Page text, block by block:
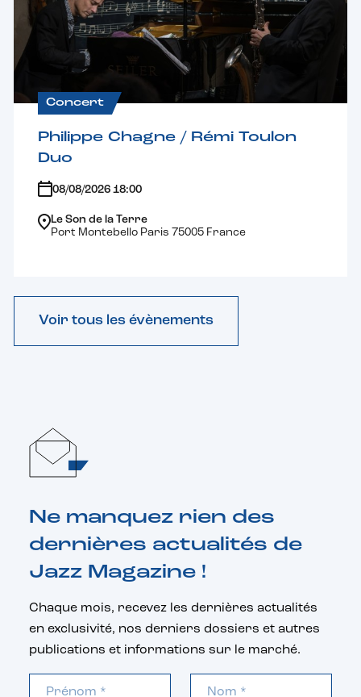
Concert
Philippe Chagne / Rémi Toulon
Duo
08/08/2026 18:00
Le Son de la Terre
Port Montebello Paris 75005 France
Voir tous les évènements
Ne manquez rien des
dernières actualités de
Jazz Magazine !
Chaque mois, recevez les dernières actualités
en exclusivité, nos derniers dossiers et autres
publications et informations sur le marché.